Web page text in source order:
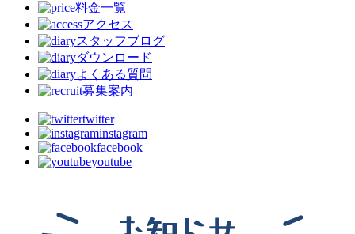
料金一覧
アクセス
スタッフブログ
ダウンロード
よくある質問
募集案内
twitter
instagram
facebook
youtube